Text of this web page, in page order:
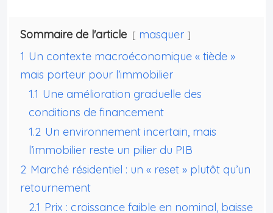
Sommaire de l'article
masquer
1 Un contexte macroéconomique « tiède »
mais porteur pour l’immobilier
1.1 Une amélioration graduelle des
conditions de financement
1.2 Un environnement incertain, mais
l’immobilier reste un pilier du PIB
2 Marché résidentiel : un « reset » plutôt qu’un
retournement
2.1 Prix : croissance faible en nominal, baisse